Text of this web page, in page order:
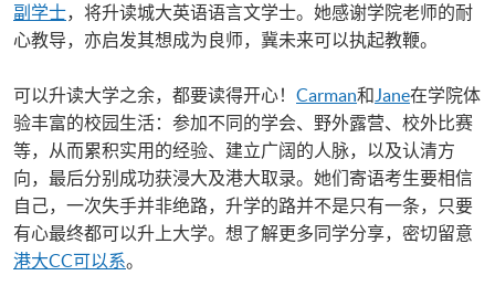
副学士，将升读城大英语语言文学士。她感谢学院老师的耐
心教导，亦启发其想成为良师，冀未来可以执起教鞭。
可以升读大学之余，都要读得开心！ Carman和 Jane在学院体
验丰富的校园生活：参加不同的学会、野外露营、校外比赛
等，从而累积实用的经验、建立广阔的人脉，以及认清方
向，最后分别成功获浸大及港大取录。她们寄语考生要相信
自己，一次失手并非绝路，升学的路并不是只有一条，只要
有心最终都可以升上大学。想了解更多同学分享，密切留意
港大CC可以系。